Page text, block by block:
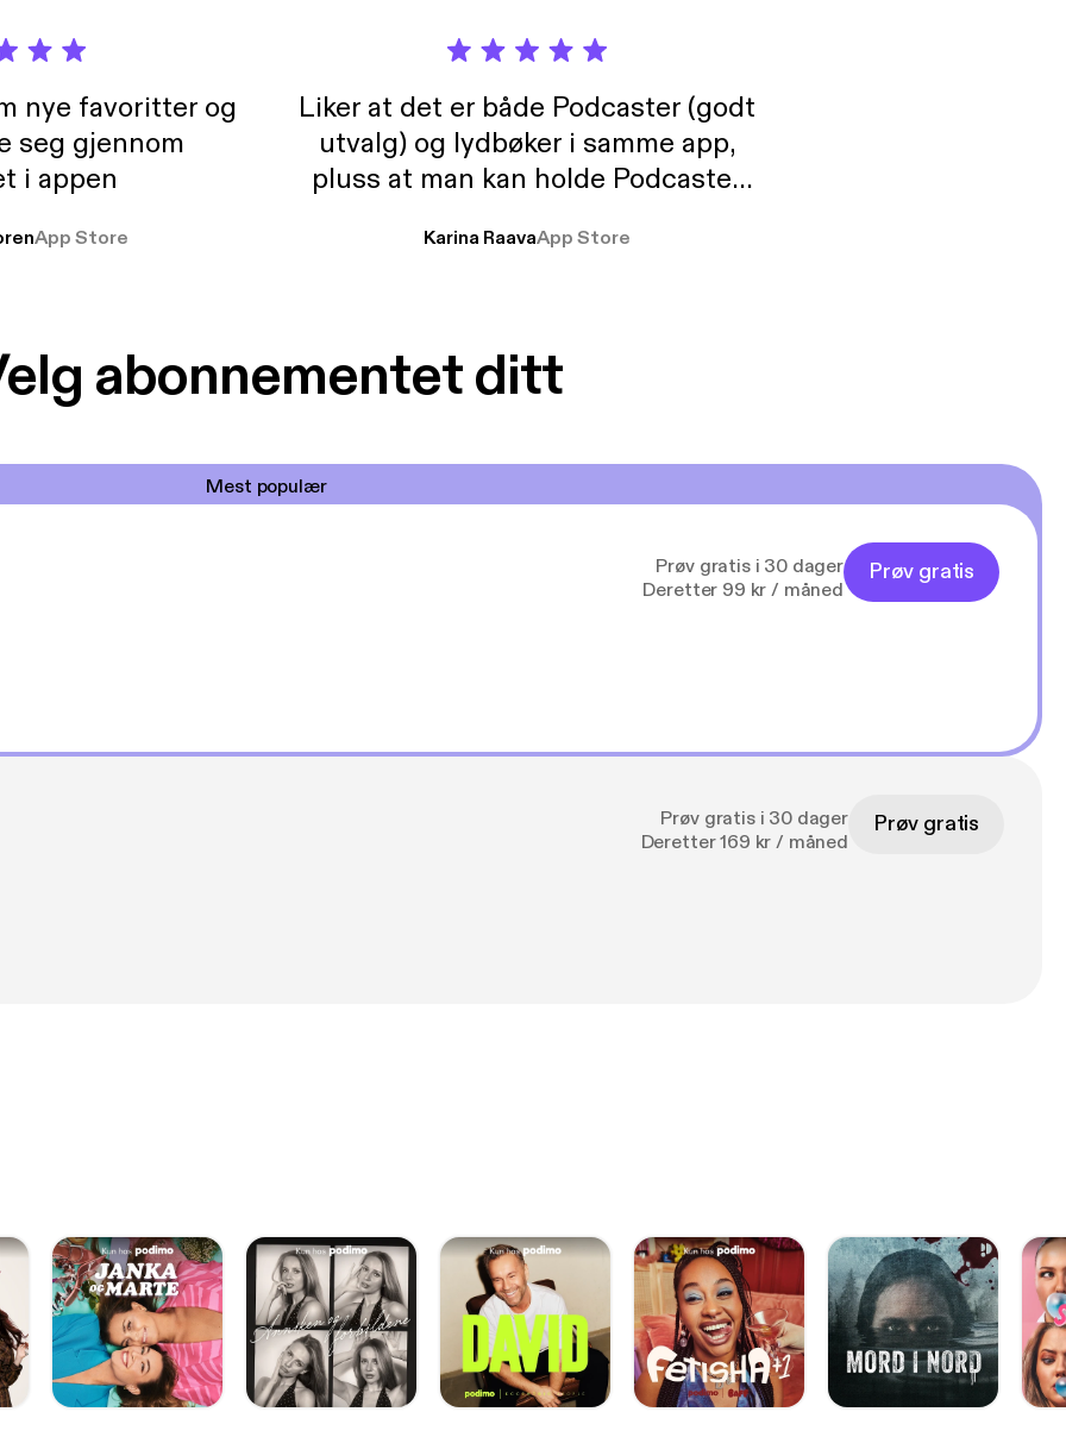
nye favoritter og
seg gjennom
i appen
App Store
Liker at det er både Podcaster (godt
utvalg) og lydbøker i samme app,
pluss at man kan holde Podcaster
Karina RaavaApp Store
abonnementet ditt
Mest populær
Prøv gratis i 30 dager
Deretter 99 kr / måned
Prøv gratis
Prøv gratis i 30 dager
Deretter 169 kr / måned
Prøv gratis